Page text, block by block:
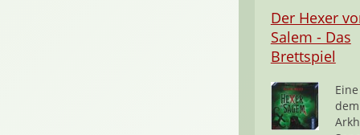
Der Hexer
Salem - Das
Brettspiel